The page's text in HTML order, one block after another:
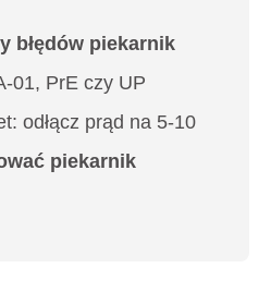
błędów piekarnik
01, PrE czy UP
odłącz prąd na 5-10
piekarnik